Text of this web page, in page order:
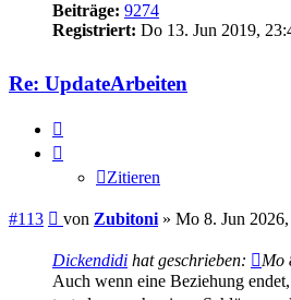
Beiträge: 9274
Registriert: Do 13. Jun 2019,
Re: UpdateArbeiten
Zitieren
#113 Beitrag
von Zubitoni » Mo 8. Jun
Dickendidi hat geschrieben:
Mo
Auch wenn eine Beziehung